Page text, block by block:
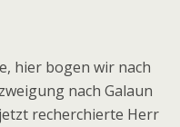
hier bogen wir nach
nach Galaun
recherchierte Herr